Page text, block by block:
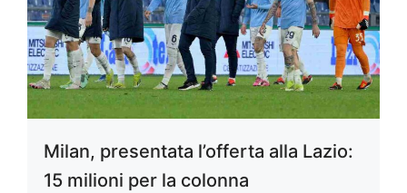
Milan, presentata l’offerta alla Lazio:
15 milioni per la colonna